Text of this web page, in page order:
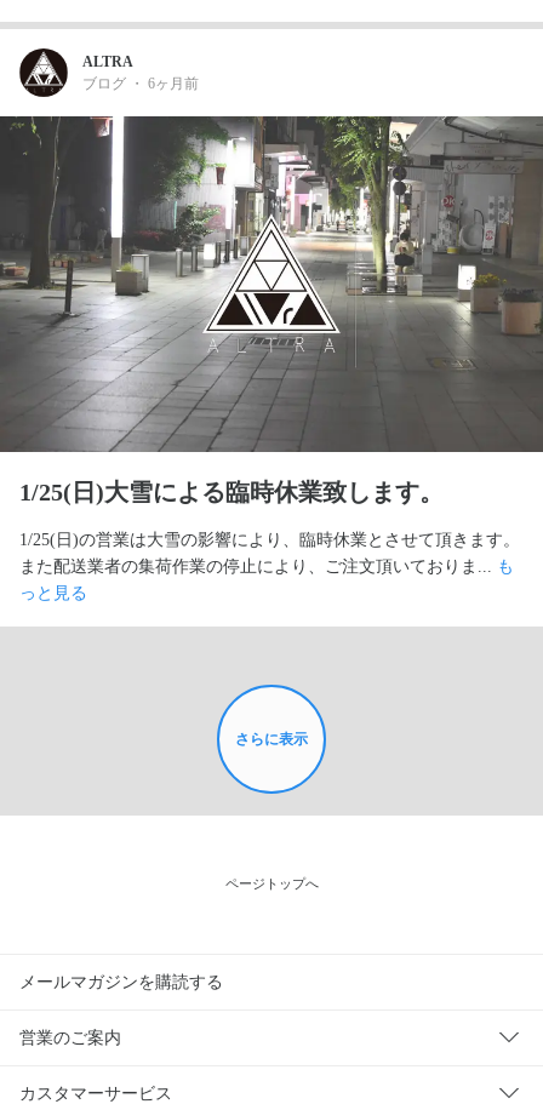
ALTRA
ブログ ・ 6ヶ月前
1/25(日)大雪による臨時休業致します。
1/25(日)の営業は大雪の影響により、臨時休業とさせて頂きます。
また配送業者の集荷作業の停止により、ご注文頂いておりま... も
っと見る
さらに表示
ページトップへ
メールマガジンを購読する
営業のご案内
カスタマーサービス